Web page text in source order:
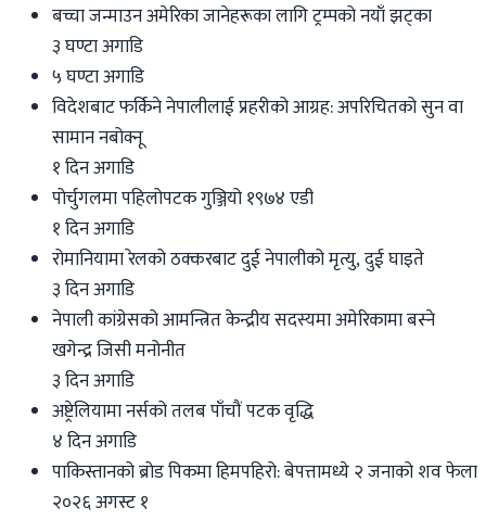
बच्चा जन्माउन अमेरिका जानेहरूका लागि ट्रम्पको नयाँ झट्का
३ घण्टा अगाडि
५ घण्टा अगाडि
विदेशबाट फर्किने नेपालीलाई प्रहरीको आग्रह: अपरिचितको सुन वा
सामान नबोक्नू
१ दिन अगाडि
पोर्चुगलमा पहिलोपटक गुञ्जियो १९७४ एडी
१ दिन अगाडि
रोमानियामा रेलको ठक्करबाट दुई नेपालीको मृत्यु, दुई घाइते
३ दिन अगाडि
नेपाली कांग्रेसको आमन्त्रित केन्द्रीय सदस्यमा अमेरिकामा बस्ने
खगेन्द्र जिसी मनोनीत
३ दिन अगाडि
अष्ट्रेलियामा नर्सको तलब पाँचौं पटक वृद्धि
४ दिन अगाडि
पाकिस्तानको ब्रोड पिकमा हिमपहिरो: बेपत्तामध्ये २ जनाको शव फेला
२०२६ अगस्ट १